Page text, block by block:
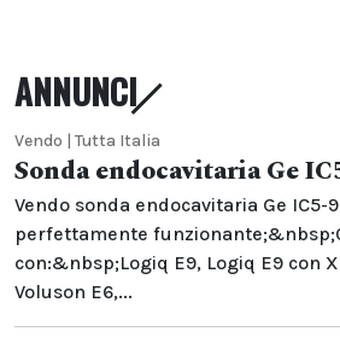
ANNUNCI
Vendo | Tutta Italia
Sonda endocavitaria Ge
Vendo sonda endocavitaria Ge IC5-
perfettamente
con:&nbsp;Logiq E9, Logiq E9 con
Voluson E6,...